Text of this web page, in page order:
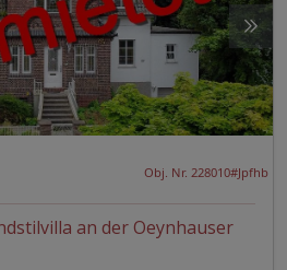
Obj. Nr. 228010#Jpfhb
an der Oeynhauser